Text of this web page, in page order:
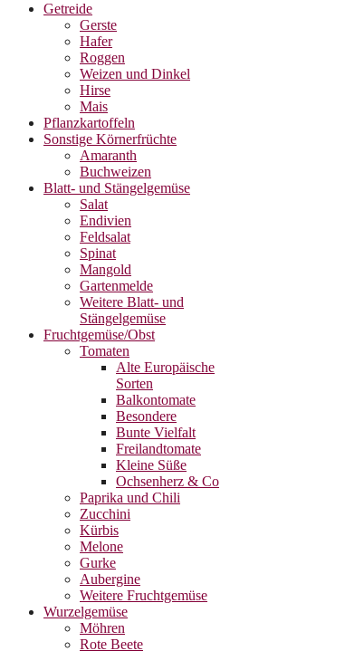
Getreide
Gerste
Hafer
Roggen
Weizen und Dinkel
Hirse
Mais
Pflanzkartoffeln
Sonstige Körnerfrüchte
Amaranth
Buchweizen
Blatt- und Stängelgemüse
Salat
Endivien
Feldsalat
Spinat
Mangold
Gartenmelde
Weitere Blatt- und
Stängelgemüse
Fruchtgemüse/Obst
Tomaten
Alte Europäische
Sorten
Balkontomate
Besondere
Bunte Vielfalt
Freilandtomate
Kleine Süße
Ochsenherz & Co
Paprika und Chili
Zucchini
Kürbis
Melone
Gurke
Aubergine
Weitere Fruchtgemüse
Wurzelgemüse
Möhren
Rote Beete